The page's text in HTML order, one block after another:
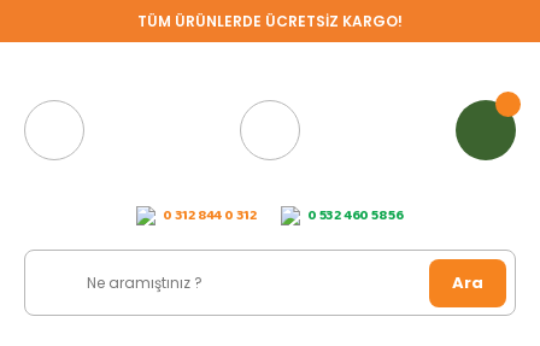
TÜM ÜRÜNLERDE ÜCRETSİZ KARGO!
0 312 844 0 312 0 532 460 58 56
Ara